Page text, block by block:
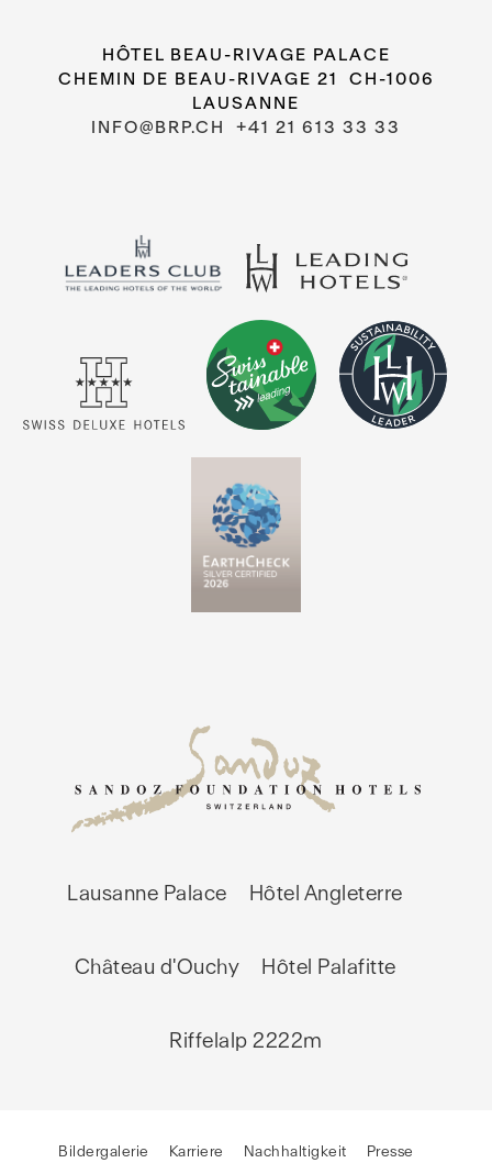
HÔTEL BEAU-RIVAGE PALACE
CHEMIN DE BEAU-RIVAGE 21 CH-1006
LAUSANNE
INFO@BRP.CH
+41 21 613 33 33
Lausanne Palace Hôtel Angleterre
Château d'Ouchy Hôtel Palafitte
Riffelalp 2222m
Bildergalerie Karriere Nachhaltigkeit Presse